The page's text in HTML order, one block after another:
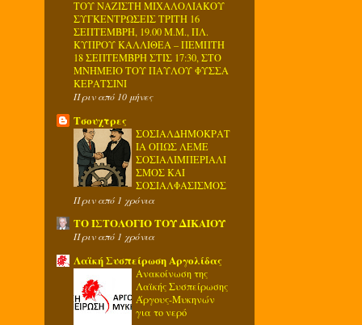
ΤΟΥ ΝΑΖΙΣΤΗ ΜΙΧΑΛΟΛΙΑΚΟΥ
ΣΥΓΚΕΝΤΡΩΣΕΙΣ ΤΡΙΤΗ 16
ΣΕΠΤΕΜΒΡΗ, 19.00 Μ.Μ., ΠΛ.
ΚΥΠΡΟΥ ΚΑΛΛΙΘΕΑ – ΠΕΜΠΤΗ
18 ΣΕΠΤΕΜΒΡΗ ΣΤΙΣ 17:30, ΣΤΟ
ΜΝΗΜΕΙΟ ΤΟΥ ΠΑΥΛΟΥ ΦΥΣΣΑ
ΚΕΡΑΤΣΙΝΙ
Πριν από 10 μήνες
Τσουχτρες
ΣΟΣΙΑΛΔΗΜΟΚΡΑΤ
ΙΑ ΟΠΩΣ ΛΕΜΕ
ΣΟΣΙΑΛΙΜΠΕΡΙΑΛΙ
ΣΜΟΣ ΚΑΙ
ΣΟΣΙΑΛΦΑΣΙΣΜΟΣ
Πριν από 1 χρόνια
ΤΟ ΙΣΤΟΛΟΓΙΟ ΤΟΥ ΔΙΚΑΙΟΥ
Πριν από 1 χρόνια
Λαϊκή Συσπείρωση Αργολίδας
Ανακοίνωση της
Λαϊκής Συσπείρωσης
Άργους-Μυκηνών
για το νερό